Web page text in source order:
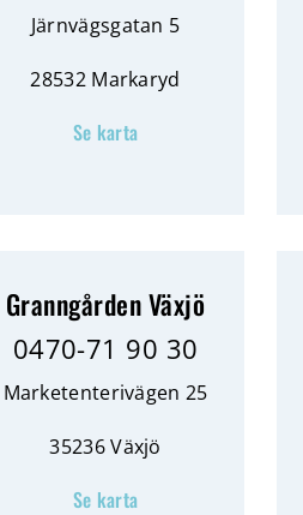
Järnvägsgatan 5
28532 Markaryd
Se karta
Granngården Växjö
0470-71 90 30
Marketenterivägen 25
35236 Växjö
Se karta